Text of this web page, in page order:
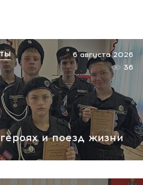
и поезд жизни
6 августа 2026
36